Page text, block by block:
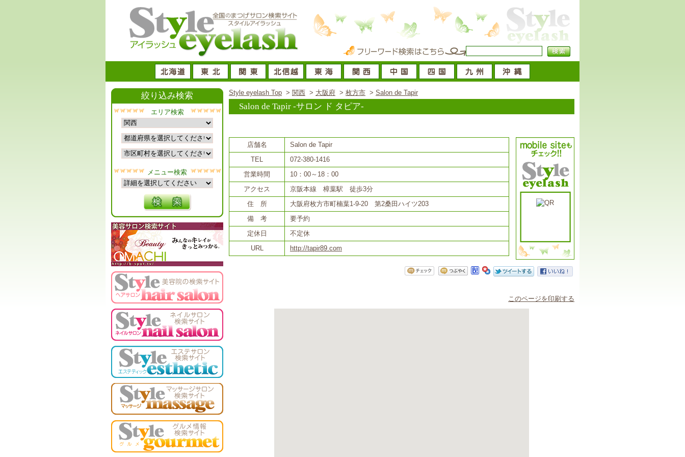
Style eyelash Top > 関西 > 大阪府 > 枚方市 > Salon de Tapir
Salon de Tapir -サロン ド タピア-
店舗名
Salon de Tapir
TEL
072-380-1416
営業時間
10：00～18：00
アクセス
京阪本線 樟葉駅 徒歩3分
住 所
大阪府枚方市町楠葉1-9-20 第2桑田ハイツ203
備 考
要予約
定休日
不定休
URL
http://tapir89.com
このページを印刷する
絞り込み検索
エリア検索
メニュー検索